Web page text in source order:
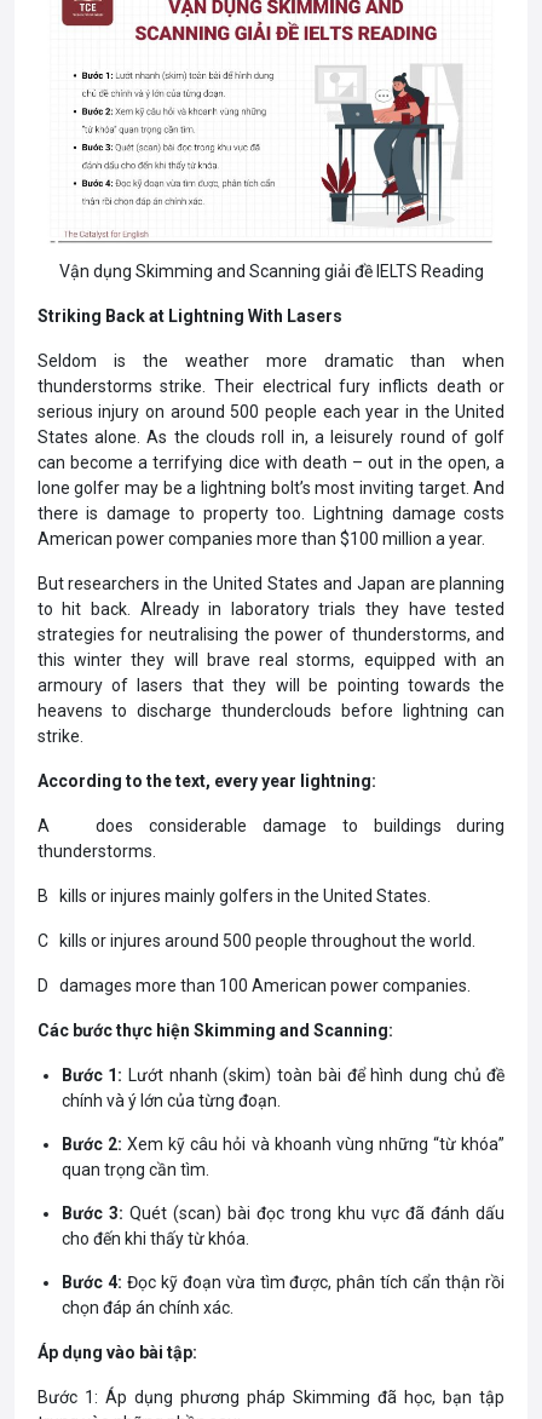
Vận dụng Skimming and Scanning giải đề IELTS Reading
Striking Back at Lightning With Lasers
Seldom is the weather more dramatic than when
thunderstorms strike. Their electrical fury inflicts death or
serious injury on around 500 people each year in the United
States alone. As the clouds roll in, a leisurely round of golf
can become a terrifying dice with death – out in the open, a
lone golfer may be a lightning bolt’s most inviting target. And
there is damage to property too. Lightning damage costs
American power companies more than $100 million a year.
But researchers in the United States and Japan are planning
to hit back. Already in laboratory trials they have tested
strategies for neutralising the power of thunderstorms, and
this winter they will brave real storms, equipped with an
armoury of lasers that they will be pointing towards the
heavens to discharge thunderclouds before lightning can
strike.
According to the text, every year lightning:
A does considerable damage to buildings during
thunderstorms.
B kills or injures mainly golfers in the United States.
C kills or injures around 500 people throughout the world.
D damages more than 100 American power companies.
Các bước thực hiện Skimming and Scanning:
Bước 1: Lướt nhanh (skim) toàn bài để hình dung chủ đề
chính và ý lớn của từng đoạn.
Bước 2: Xem kỹ câu hỏi và khoanh vùng những “từ khóa”
quan trọng cần tìm.
Bước 3: Quét (scan) bài đọc trong khu vực đã đánh dấu
cho đến khi thấy từ khóa.
Bước 4: Đọc kỹ đoạn vừa tìm được, phân tích cẩn thận rồi
chọn đáp án chính xác.
Áp dụng vào bài tập:
Bước 1: Áp dụng phương pháp Skimming đã học, bạn tập